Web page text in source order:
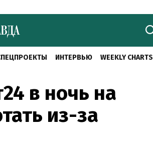
ИНТЕРВЬЮ WEEKLY CHARTS
в ночь на
из-за